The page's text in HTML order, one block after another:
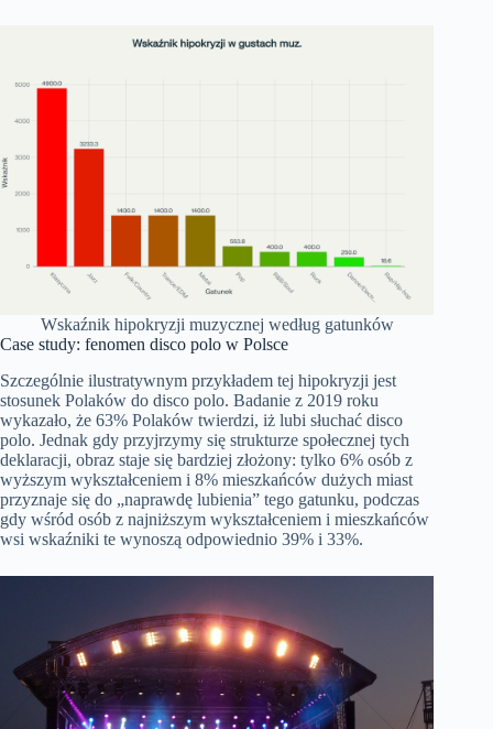
Wskaźnik hipokryzji muzycznej według gatunków
Case study: fenomen disco polo w Polsce
Szczególnie ilustratywnym przykładem tej hipokryzji jest
stosunek Polaków do disco polo. Badanie z 2019 roku
wykazało, że 63% Polaków twierdzi, iż lubi słuchać disco
polo. Jednak gdy przyjrzymy się strukturze społecznej tych
deklaracji, obraz staje się bardziej złożony: tylko 6% osób z
wyższym wykształceniem i 8% mieszkańców dużych miast
przyznaje się do „naprawdę lubienia” tego gatunku, podczas
gdy wśród osób z najniższym wykształceniem i mieszkańców
wsi wskaźniki te wynoszą odpowiednio 39% i 33%.